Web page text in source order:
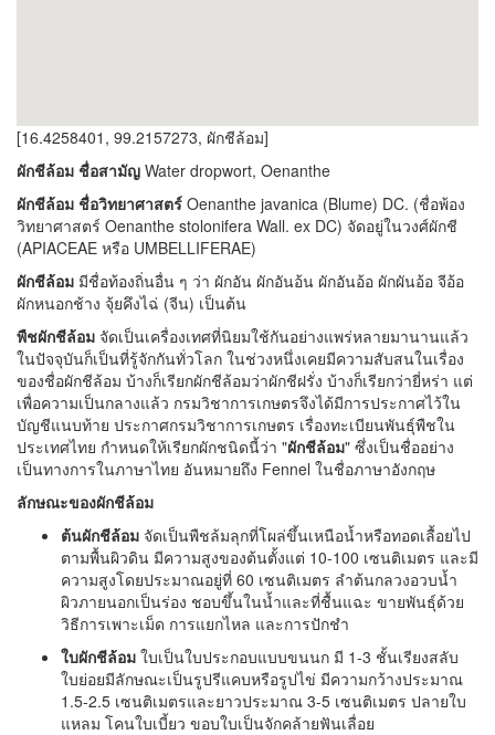
[16.4258401, 99.2157273, ผักชีล้อม]
ผักชีล้อม ชื่อสามัญ Water dropwort, Oenanthe
ผักชีล้อม ชื่อวิทยาศาสตร์ Oenanthe javanica (Blume) DC. (ชื่อพ้อง
วิทยาศาสตร์ Oenanthe stolonifera Wall. ex DC) จัดอยู่ในวงศ์ผักชี
(APIACEAE หรือ UMBELLIFERAE)
ผักชีล้อม มีชื่อท้องถิ่นอื่น ๆ ว่า ผักอัน ผักอันอ้น ผักอันอ้อ ผักผันอ้อ จีอ้อ
ผักหนอกช้าง จุ้ยคึงไฉ่ (จีน) เป็นต้น
พืชผักชีล้อม จัดเป็นเครื่องเทศที่นิยมใช้กันอย่างแพร่หลายมานานแล้ว
ในปัจจุบันก็เป็นที่รู้จักกันทั่วโลก ในช่วงหนึ่งเคยมีความสับสนในเรื่อง
ของชื่อผักชีล้อม บ้างก็เรียกผักชีล้อมว่าผักชีฝรั่ง บ้างก็เรียกว่ายี่หร่า แต่
เพื่อความเป็นกลางแล้ว กรมวิชาการเกษตรจึงได้มีการประกาศไว้ใน
บัญชีแนบท้าย ประกาศกรมวิชาการเกษตร เรื่องทะเบียนพันธุ์พืชใน
ประเทศไทย กำหนดให้เรียกผักชนิดนี้ว่า "ผักชีล้อม" ซึ่งเป็นชื่ออย่าง
เป็นทางการในภาษาไทย อันหมายถึง Fennel ในชื่อภาษาอังกฤษ
ลักษณะของผักชีล้อม
ต้นผักชีล้อม จัดเป็นพืชล้มลุกที่โผล่ขึ้นเหนือน้ำหรือทอดเลื้อยไป
ตามพื้นผิวดิน มีความสูงของต้นตั้งแต่ 10-100 เซนติเมตร และมี
ความสูงโดยประมาณอยู่ที่ 60 เซนติเมตร ลำต้นกลวงอวบน้ำ
ผิวภายนอกเป็นร่อง ชอบขึ้นในน้ำและที่ชื้นแฉะ ขายพันธุ์ด้วย
วิธีการเพาะเม็ด การแยกไหล และการปักชำ
ใบผักชีล้อม ใบเป็นใบประกอบแบบขนนก มี 1-3 ชั้นเรียงสลับ
ใบย่อยมีลักษณะเป็นรูปรีแคบหรือรูปไข่ มีความกว้างประมาณ
1.5-2.5 เซนติเมตรและยาวประมาณ 3-5 เซนติเมตร ปลายใบ
แหลม โคนใบเบี้ยว ขอบใบเป็นจักคล้ายฟันเลื่อย